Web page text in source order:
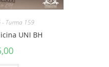
- Turma 159
UNI BH